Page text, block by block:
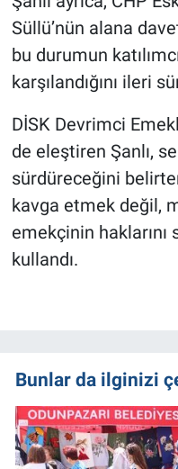
Süllü’nün alana
bu durumun
karşılandığını ileri
DİSK Devrimci
de eleştiren Şanlı,
sürdüreceğini
kavga etmek değil,
emekçinin haklarını
kullandı.
Bunlar da ilginizi